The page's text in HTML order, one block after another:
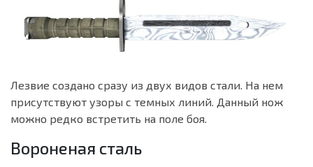
Лезвие создано сразу из двух видов стали. На нем
присутствуют узоры с темных линий. Данный нож
можно редко встретить на поле боя.
Вороненая сталь